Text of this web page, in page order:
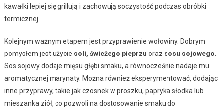
kawałki lepiej się grillują i zachowują soczystość podczas obróbki
termicznej.
Kolejnym ważnym etapem jest przyprawienie wołowiny. Dobrym
pomysłem jest użycie soli, świeżego pieprzu oraz sosu sojowego
Sos sojowy dodaje mięsu głębi smaku, a równocześnie nadaje mu
aromatycznej marynaty. Można również eksperymentować, dodając
inne przyprawy, takie jak czosnek w proszku, papryka słodka lub
mieszanka ziół, co pozwoli na dostosowanie smaku do